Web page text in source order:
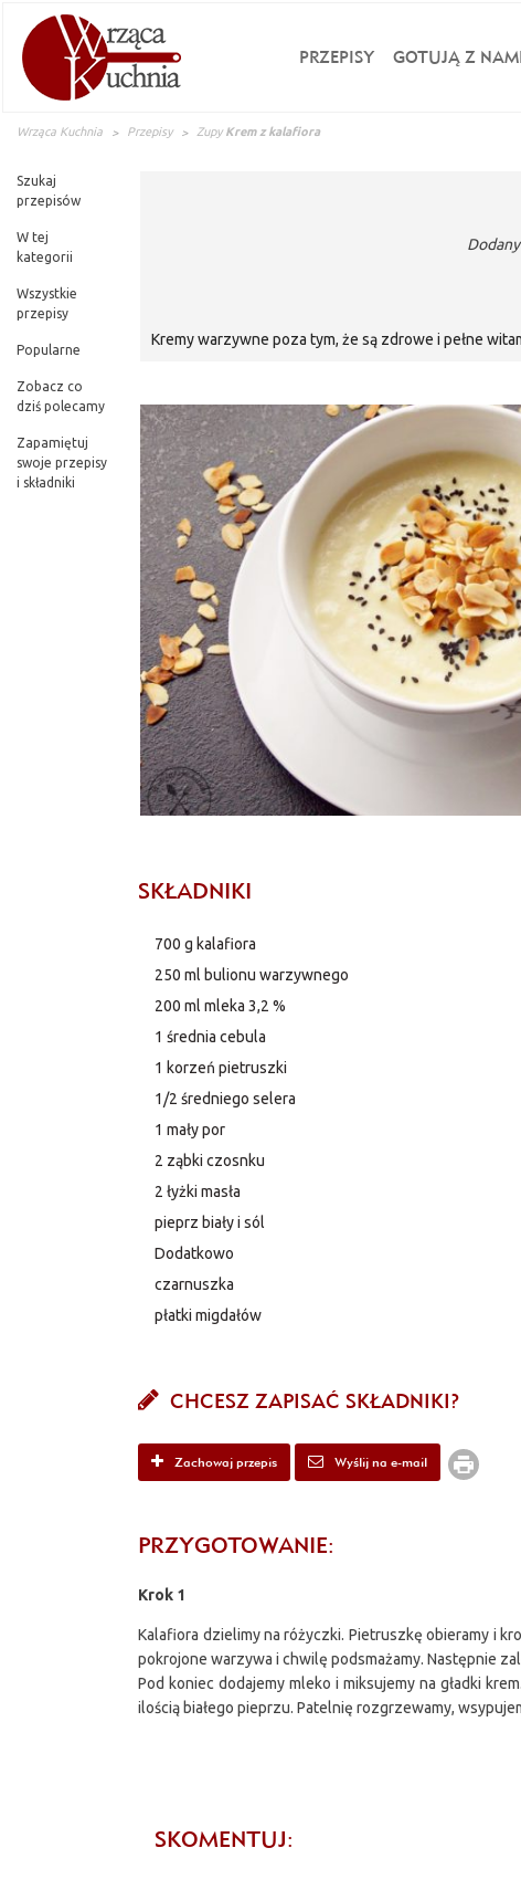
PRZEPISY GOTUJĄ Z
Wrząca Kuchnia Przepisy Zupy Krem z kalafiora
Szukaj
przepisów
W tej
kategorii
Wszystkie
przepisy
Popularne
Zobacz co
dziś polecamy
Zapamiętuj
swoje przepisy
i składniki
Kremy warzywne poza tym, że są zdrowe i pełne
SKŁADNIKI
700 g kalafiora
250 ml bulionu warzywnego
200 ml mleka 3,2 %
1 średnia cebula
1 korzeń pietruszki
1/2 średniego selera
1 mały por
2 ząbki czosnku
2 łyżki masła
pieprz biały i sól
Dodatkowo
czarnuszka
płatki migdałów
CHCESZ ZAPISAĆ SKŁADNIKI?
Zachowaj przepis Wyślij na e-mail
PRZYGOTOWANIE:
Krok 1
Kalafiora dzielimy na różyczki. Pietruszkę obieramy i
pokrojone warzywa i chwilę podsmażamy. Następnie
Pod koniec dodajemy mleko i miksujemy na gładki
ilością białego pieprzu. Patelnię rozgrzewamy,
SKOMENTUJ: